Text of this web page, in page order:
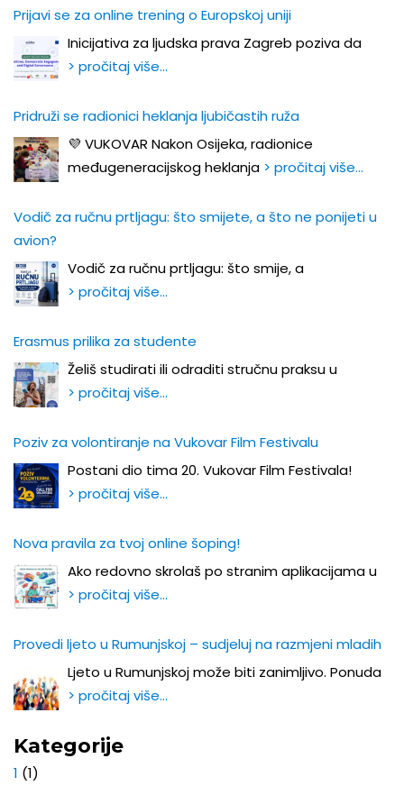
Prijavi se za online trening o Europskoj uniji
Inicijativa za ljudska prava Zagreb poziva da
> pročitaj više…
Pridruži se radionici heklanja ljubičastih ruža
💜 VUKOVAR Nakon Osijeka, radionice
međugeneracijskog heklanja > pročitaj više…
Vodič za ručnu prtljagu: što smijete, a što ne ponijeti u
avion?
Vodič za ručnu prtljagu: što smije, a
> pročitaj više…
Erasmus prilika za studente
Želiš studirati ili odraditi stručnu praksu u
> pročitaj više…
Poziv za volontiranje na Vukovar Film Festivalu
Postani dio tima 20. Vukovar Film Festivala!
> pročitaj više…
Nova pravila za tvoj online šoping!
Ako redovno skrolaš po stranim aplikacijama u
> pročitaj više…
Provedi ljeto u Rumunjskoj – sudjeluj na razmjeni mladih
Ljeto u Rumunjskoj može biti zanimljivo. Ponuda
> pročitaj više…
Kategorije
1 (1)